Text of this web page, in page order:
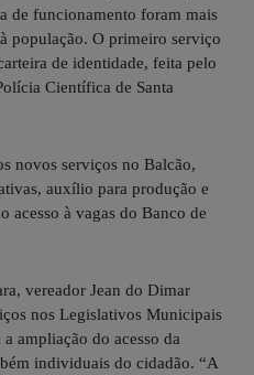
de funcionamento foram mais
população. O primeiro serviço
de identidade, feita pelo
Científica de Santa
novos serviços no Balcão,
auxílio para produção e
acesso à vagas do Banco de
vereador Jean do Dimar
nos Legislativos Municipais
ampliação do acesso da
individuais do cidadão. “A